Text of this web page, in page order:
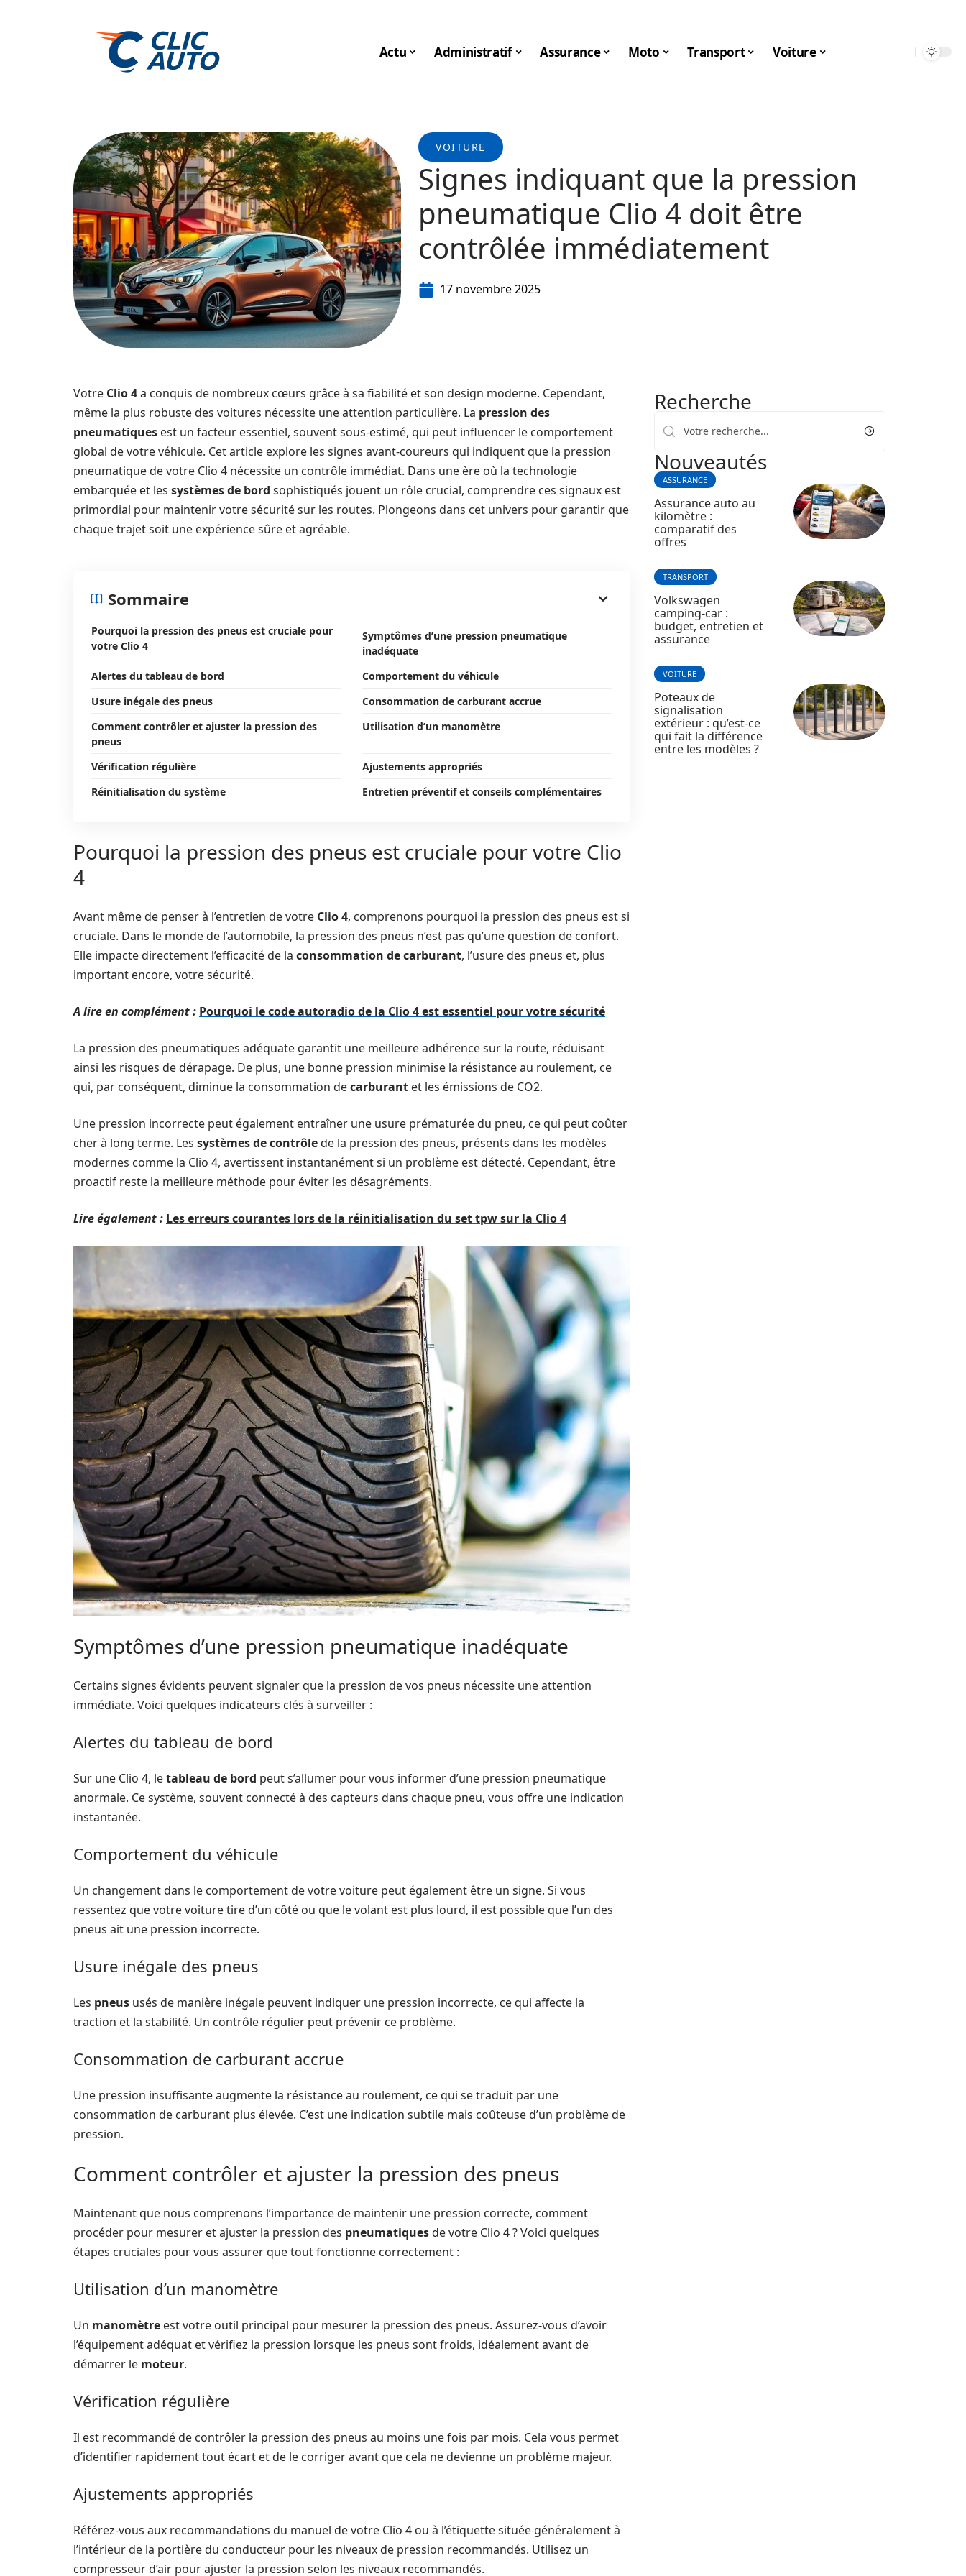
Actu Administratif Assurance Moto Transport Voiture
VOITURE
Signes indiquant que la pression
pneumatique Clio 4 doit être
contrôlée immédiatement
17 novembre 2025
Votre Clio 4a conquis de nombreux cœurs grâce à sa fiabilité et son design moderne. Cependant,
même la plus robuste des voitures nécessite une attention particulière. La pression des
pneumatiques est un facteur essentiel, souvent sous-estimé, qui peut influencer le comportement
global de votre véhicule. Cet article explore les signes avant-coureurs qui indiquent que la pression
pneumatique de votre Clio 4 nécessite un contrôle immédiat. Dans une ère où la technologie
embarquée et les systèmes de bord sophistiqués jouent un rôle crucial, comprendre ces signaux est
primordial pour maintenir votre sécurité sur les routes. Plongeons dans cet univers pour garantir que
chaque trajet soit une expérience sûre et agréable.
Sommaire
Pourquoi la pression des pneus est cruciale pour
votre Clio 4
Symptômes d’une pression pneumatique
inadéquate
Alertes du tableau de bord
Comportement du véhicule
Usure inégale des pneus
Consommation de carburant accrue
Comment contrôler et ajuster la pression des
pneus
Utilisation d’un manomètre
Vérification régulière
Ajustements appropriés
Réinitialisation du système
Entretien préventif et conseils complémentaires
Pourquoi la pression des pneus est cruciale pour votre Clio
4
Avant même de penser à l’entretien de votre Clio 4, comprenons pourquoi la pression des pneus est si
cruciale. Dans le monde de l’automobile, la pression des pneus n’est pas qu’une question de confort.
Elle impacte directement l’efficacité de la consommation de carburant, l’usure des pneus et, plus
important encore, votre sécurité.
A lire en complément : Pourquoi le code autoradio de la Clio 4 est essentiel pour votre sécurité
La pression des pneumatiques adéquate garantit une meilleure adhérence sur la route, réduisant
ainsi les risques de dérapage. De plus, une bonne pression minimise la résistance au roulement, ce
qui, par conséquent, diminue la consommation decarburant et les émissions de CO2.
Une pression incorrecte peut également entraîner une usure prématurée du pneu, ce qui peut coûter
cher à long terme. Les systèmes de contrôlede la pression des pneus, présents dans les modèles
modernes comme la Clio 4, avertissent instantanément si un problème est détecté. Cependant, être
proactif reste la meilleure méthode pour éviter les désagréments.
Lire également : Les erreurs courantes lors de la réinitialisation du set tpw sur la Clio 4
Symptômes d’une pression pneumatique inadéquate
Certains signes évidents peuvent signaler que la pression de vos pneus nécessite une attention
immédiate. Voici quelques indicateurs clés à surveiller :
Alertes du tableau de bord
Sur une Clio 4, letableau de bord peut s’allumer pour vous informer d’une pression pneumatique
anormale. Ce système, souvent connecté à des capteurs dans chaque pneu, vous offre une indication
instantanée.
Comportement du véhicule
Un changement dans le comportement de votre voiture peut également être un signe. Si vous
ressentez que votre voiture tire d’un côté ou que le volant est plus lourd, il est possible que l’un des
pneus ait une pression incorrecte.
Usure inégale des pneus
Les pneus usés de manière inégale peuvent indiquer une pression incorrecte, ce qui affecte la
traction et la stabilité. Un contrôle régulier peut prévenir ce problème.
Consommation de carburant accrue
Une pression insuffisante augmente la résistance au roulement, ce qui se traduit par une
consommation de carburant plus élevée. C’est une indication subtile mais coûteuse d’un problème de
pression.
Comment contrôler et ajuster la pression des pneus
Maintenant que nous comprenons l’importance de maintenir une pression correcte, comment
procéder pour mesurer et ajuster la pression des pneumatiquesde votre Clio 4 ? Voici quelques
étapes cruciales pour vous assurer que tout fonctionne correctement :
Utilisation d’un manomètre
Un manomètre est votre outil principal pour mesurer la pression des pneus. Assurez-vous d’avoir
l’équipement adéquat et vérifiez la pression lorsque les pneus sont froids, idéalement avant de
démarrer le moteur.
Vérification régulière
Il est recommandé de contrôler la pression des pneus au moins une fois par mois. Cela vous permet
d’identifier rapidement tout écart et de le corriger avant que cela ne devienne un problème majeur.
Ajustements appropriés
Référez-vous aux recommandations du manuel de votre Clio 4 ou à l’étiquette située généralement à
l’intérieur de la portière du conducteur pour les niveaux de pression recommandés. Utilisez un
compresseur d’air pour ajuster la pression selon les niveaux recommandés.
Recherche
Nouveautés
ASSURANCE
Assurance auto au
kilomètre :
comparatif des
offres
TRANSPORT
Volkswagen
camping-car :
budget, entretien et
assurance
VOITURE
Poteaux de
signalisation
extérieur : qu’est-ce
qui fait la différence
entre les modèles ?